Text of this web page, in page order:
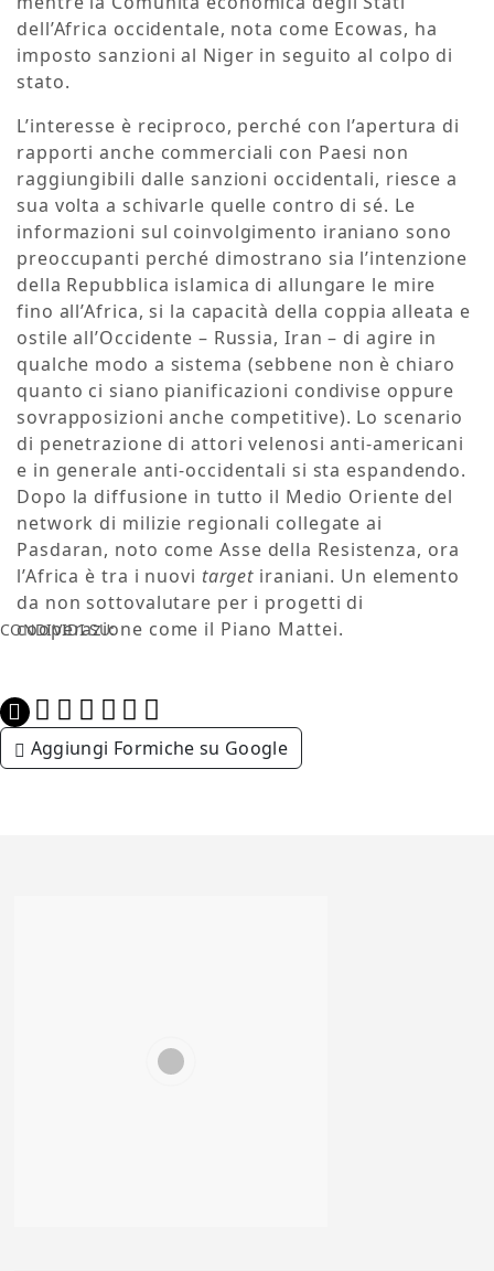
dell’Africa occidentale, nota come Ecowas, ha
imposto sanzioni al Niger in seguito al colpo di
stato.
L’interesse è reciproco, perché con l’apertura di
rapporti anche commerciali con Paesi non
raggiungibili dalle sanzioni occidentali, riesce a
sua volta a schivarle quelle contro di sé. Le
informazioni sul coinvolgimento iraniano sono
preoccupanti perché dimostrano sia l’intenzione
della Repubblica islamica di allungare le mire
fino all’Africa, si la capacità della coppia alleata e
ostile all’Occidente – Russia, Iran – di agire in
qualche modo a sistema (sebbene non è chiaro
quanto ci siano pianificazioni condivise oppure
sovrapposizioni anche competitive). Lo scenario
di penetrazione di attori velenosi anti-americani
e in generale anti-occidentali si sta espandendo.
Dopo la diffusione in tutto il Medio Oriente del
network di milizie regionali collegate ai
Pasdaran, noto come Asse della Resistenza, ora
l’Africa è tra i nuovi target iraniani. Un elemento
da non sottovalutare per i progetti di
cooperazione come il Piano Mattei.
CONDIVIDI SU:
Aggiungi Formiche su Google